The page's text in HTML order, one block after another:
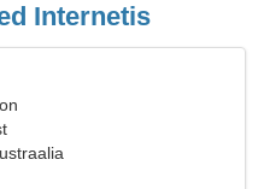
Internetis